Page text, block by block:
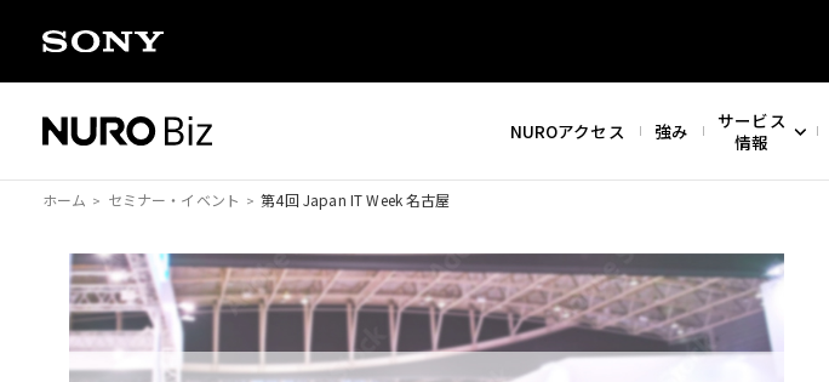
NUROアクセス 強み
サービス
情報
ホーム セミナー・イベント 第4回 Japan IT Week 名古屋